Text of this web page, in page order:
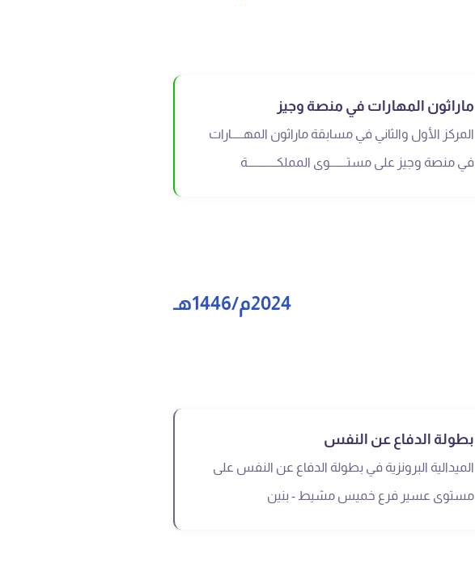
ماراثون المهارات في منصة وجيز
المركز الأول والثاني في مسابقة ماراثون المهـــــارات
في منصة وجيز على مستـــــــوى المملكــــــــــــة
2024م/1446هـ
بطولة الدفاع عن النفس
الميدالية البرونزية في بطولة الدفاع عن النفس على
مستوى عسير فرع خميس مشيط - بنين